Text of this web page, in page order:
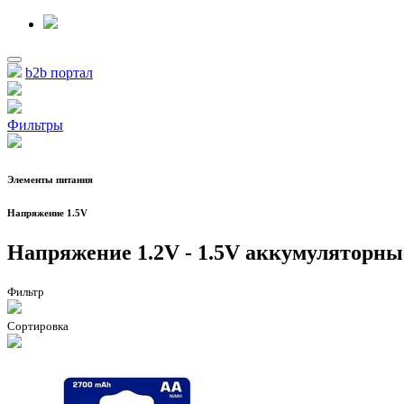
b2b портал
Фильтры
Элементы питания
Напряжение 1.5V
Напряжение 1.2V - 1.5V
Фильтр
Сортировка